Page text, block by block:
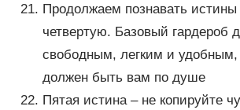
Продолжаем познавать истины
четвертую. Базовый гардероб
свободным, легким и удобным,
должен быть вам по душе
Пятая истина – не копируйте